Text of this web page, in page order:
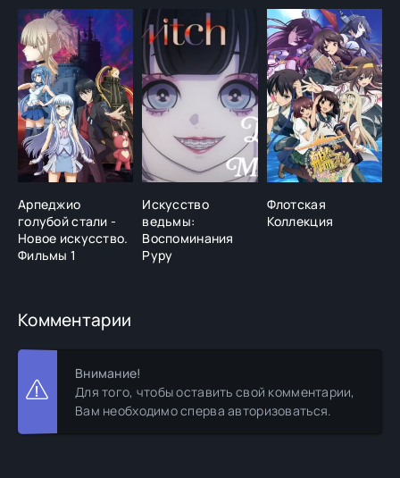
Арпеджио
голубой стали -
Новое искусство.
Фильмы 1
Искусство
ведьмы:
Воспоминания
Руру
Флотская
Коллекция
Комментарии
Внимание!
Для того, чтобы оставить свой комментарии,
Вам необходимо сперва авторизоваться.